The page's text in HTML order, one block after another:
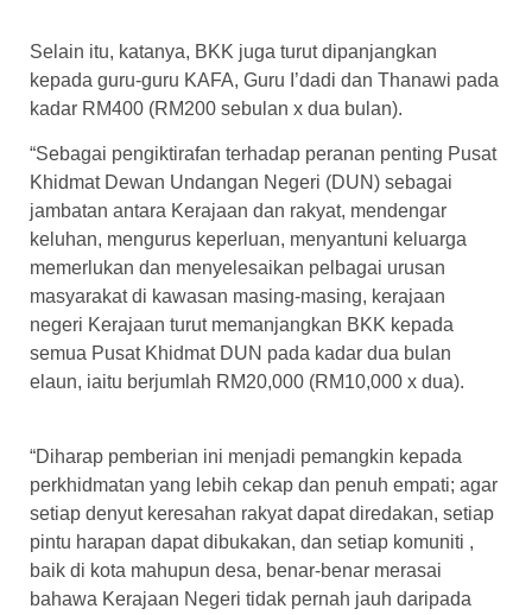
Selain itu, katanya, BKK juga turut dipanjangkan
kepada guru-guru KAFA, Guru I’dadi dan Thanawi pada
kadar RM400 (RM200 sebulan x dua bulan).
“Sebagai pengiktirafan terhadap peranan penting Pusat
Khidmat Dewan Undangan Negeri (DUN) sebagai
jambatan antara Kerajaan dan rakyat, mendengar
keluhan, mengurus keperluan, menyantuni keluarga
memerlukan dan menyelesaikan pelbagai urusan
masyarakat di kawasan masing-masing, kerajaan
negeri Kerajaan turut memanjangkan BKK kepada
semua Pusat Khidmat DUN pada kadar dua bulan
elaun, iaitu berjumlah RM20,000 (RM10,000 x dua).
“Diharap pemberian ini menjadi pemangkin kepada
perkhidmatan yang lebih cekap dan penuh empati; agar
setiap denyut keresahan rakyat dapat diredakan, setiap
pintu harapan dapat dibukakan, dan setiap komuniti ,
baik di kota mahupun desa, benar-benar merasai
bahawa Kerajaan Negeri tidak pernah jauh daripada